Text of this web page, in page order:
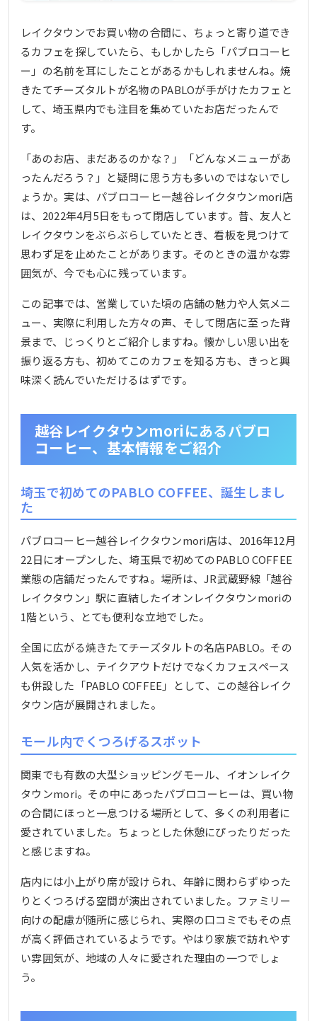
レイクタウンでお買い物の合間に、ちょっと寄り道でき
るカフェを探していたら、もしかしたら「パブロコーヒ
ー」の名前を耳にしたことがあるかもしれませんね。焼
きたてチーズタルトが名物のPABLOが手がけたカフェと
して、埼玉県内でも注目を集めていたお店だったんで
す。
「あのお店、まだあるのかな？」「どんなメニューがあ
ったんだろう？」と疑問に思う方も多いのではないでし
ょうか。実は、パブロコーヒー越谷レイクタウンmori店
は、2022年4月5日をもって閉店しています。昔、友人と
レイクタウンをぶらぶらしていたとき、看板を見つけて
思わず足を止めたことがあります。そのときの温かな雰
囲気が、今でも心に残っています。
この記事では、営業していた頃の店舗の魅力や人気メニ
ュー、実際に利用した方々の声、そして閉店に至った背
景まで、じっくりとご紹介しますね。懐かしい思い出を
振り返る方も、初めてこのカフェを知る方も、きっと興
味深く読んでいただけるはずです。
越谷レイクタウンmoriにあるパブロ
コーヒー、基本情報をご紹介
埼玉で初めてのPABLO COFFEE、誕生しまし
た
パブロコーヒー越谷レイクタウンmori店は、2016年12月
22日にオープンした、埼玉県で初めてのPABLO COFFEE
業態の店舗だったんですね。場所は、JR武蔵野線「越谷
レイクタウン」駅に直結したイオンレイクタウンmoriの
1階という、とても便利な立地でした。
全国に広がる焼きたてチーズタルトの名店PABLO。その
人気を活かし、テイクアウトだけでなくカフェスペース
も併設した「PABLO COFFEE」として、この越谷レイク
タウン店が展開されました。
モール内でくつろげるスポット
関東でも有数の大型ショッピングモール、イオンレイク
タウンmori。その中にあったパブロコーヒーは、買い物
の合間にほっと一息つける場所として、多くの利用者に
愛されていました。ちょっとした休憩にぴったりだった
と感じますね。
店内には小上がり席が設けられ、年齢に関わらずゆった
りとくつろげる空間が演出されていました。ファミリー
向けの配慮が随所に感じられ、実際の口コミでもその点
が高く評価されているようです。やはり家族で訪れやす
い雰囲気が、地域の人々に愛された理由の一つでしょ
う。